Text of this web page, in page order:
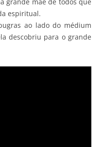
espiritual.
ao lado do médium
descobriu para o grande